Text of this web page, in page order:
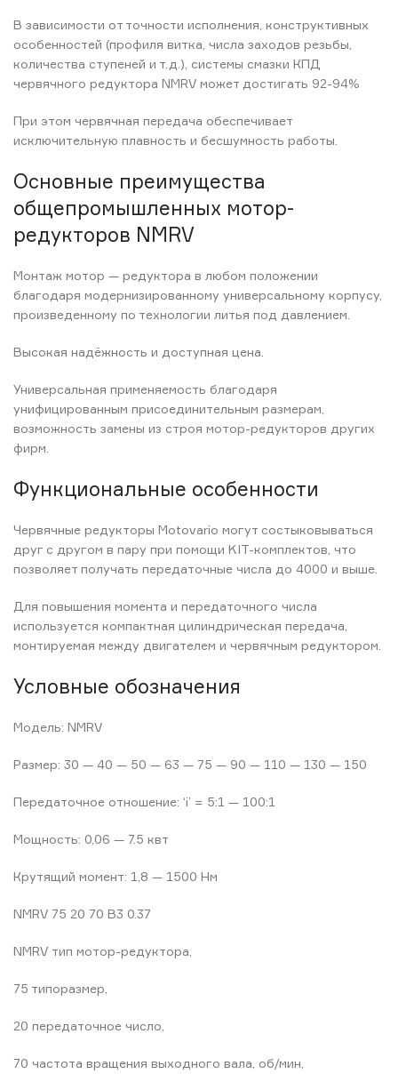
В зависимости от точности исполнения, конструктивных
особенностей (профиля витка, числа заходов резьбы,
количества ступеней и т.д.), системы смазки КПД
червячного редуктора NMRV может достигать 92-94%
При этом червячная передача обеспечивает
исключительную плавность и бесшумность работы.
Основные преимущества
общепромышленных мотор-
редукторов NMRV
Монтаж мотор — редуктора в любом положении
благодаря модернизированному универсальному корпусу,
произведенному по технологии литья под давлением.
Высокая надёжность и доступная цена.
Универсальная применяемость благодаря
унифицированным присоединительным размерам,
возможность замены из строя мотор-редукторов других
фирм.
Функциональные особенности
Червячные редукторы Motovario могут состыковываться
друг с другом в пару при помощи KIT-комплектов, что
позволяет получать передаточные числа до 4000 и выше.
Для повышения момента и передаточного числа
используется компактная цилиндрическая передача,
монтируемая между двигателем и червячным редуктором.
Условные обозначения
Модель: NMRV
Размер: 30 — 40 — 50 — 63 — 75 — 90 — 110 — 130 — 150
Передаточное отношение: ‘i’ = 5:1 — 100:1
Мощность: 0,06 — 7.5 квт
Крутящий момент: 1,8 — 1500 Нм
NMRV 75 20 70 B3 0.37
NMRV тип мотор-редуктора,
75 типоразмер,
20 передаточное чиcло,
70 частота вращения выходного вала, об/мин,